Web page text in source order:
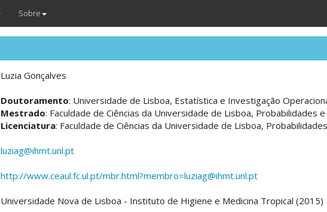
Sobre
Luzia Gonçalves
Doutoramento: Universidade de Lisboa, Estatística e Investigação
Mestrado: Faculdade de Ciências da Universidade de Lisboa, Probabilidades
Licenciatura: Faculdade de Ciências da Universidade de Lisboa,
luziag@ihmt.unl.pt
http://www.ceaul.fc.ul.pt/mbr.html?membro=luziag@ihmt.unl.pt
Universidade Nova de Lisboa - Instituto de Higiene e Medicina Tropical (2015)